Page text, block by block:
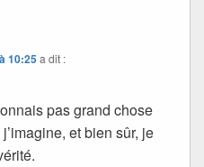
10:25a dit :
pas grand chose
et bien sûr, je